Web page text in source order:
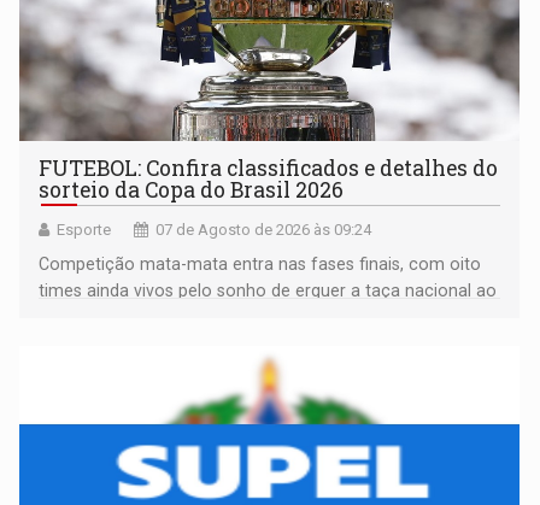
FUTEBOL: Confira classificados e detalhes do
sorteio da Copa do Brasil 2026
Esporte 07 de Agosto de 2026 às 09:24
Competição mata-mata entra nas fases finais, com oito
times ainda vivos pelo sonho de erguer a taça nacional ao